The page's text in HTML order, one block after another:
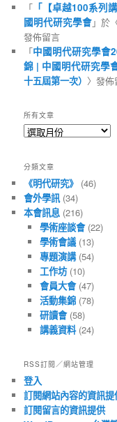
「 「【卓越100系列
國明代研究學會」於
發佈留言
「中國明代研究學會
錦 | 中國明代研究學
十五屆第一次） 〉發佈
所有文章
所
章
分類文章
《明代研究》 (46)
會外學訊 (34)
本會訊息 (216)
學術座談會(22)
學術會議(13)
專題演講(54)
工作坊(10)
會員大會(47)
活動集錦(78)
研讀會(58)
講義資料(24)
RSS訂閱／網站管理
登入
訂閱網站內容的資訊提
訂閱留言的資訊提供